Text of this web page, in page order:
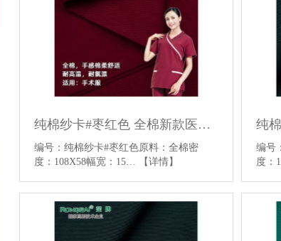
纯棉纱卡#枣红色 全棉新款医用面料平纹医用手术服面料
编号：纯棉纱卡#枣红色原料：全棉密
度：108X58幅宽：15…
【详情】
编号
度